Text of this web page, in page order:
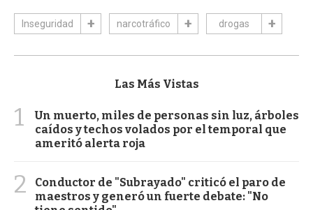
Inseguridad narcotráfico drogas
Las Más Vistas
1
Un muerto, miles de personas sin luz, árboles
caídos y techos volados por el temporal que
ameritó alerta roja
2
Conductor de "Subrayado" criticó el paro de
maestros y generó un fuerte debate: "No